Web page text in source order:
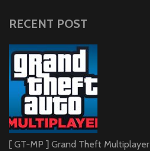
RECENT POST
[ GT-MP ] Grand Theft Multiplayer